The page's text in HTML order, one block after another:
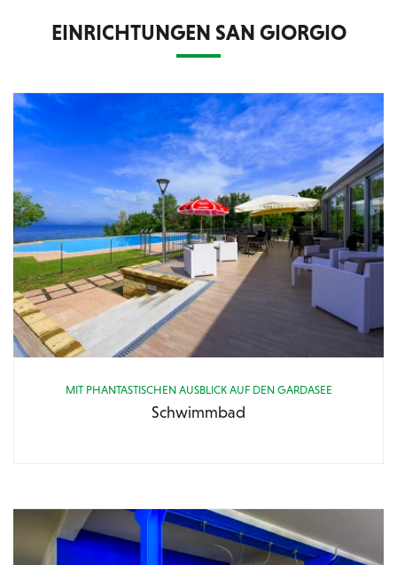
EINRICHTUNGEN SAN GIORGIO
MIT PHANTASTISCHEN AUSBLICK AUF DEN GARDASEE
Schwimmbad